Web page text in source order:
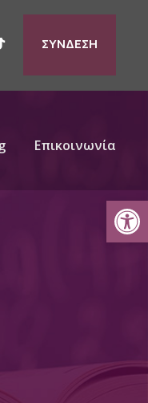
Ανοίξτε τη γραμμή εργαλείων
ΣΥΝΔΕΣΗ
Επικοινωνία